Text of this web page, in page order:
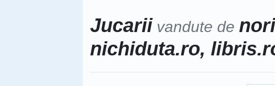
Jucarii vandute de
nichiduta.ro,